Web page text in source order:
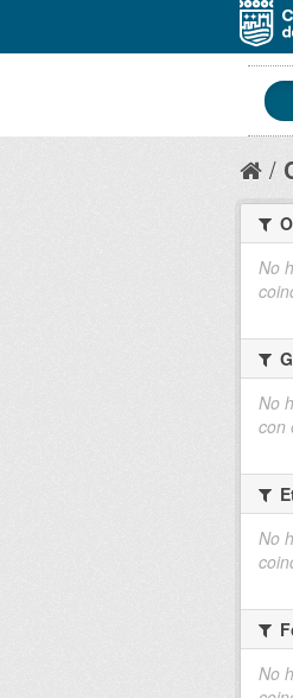
No
No
con
No
No